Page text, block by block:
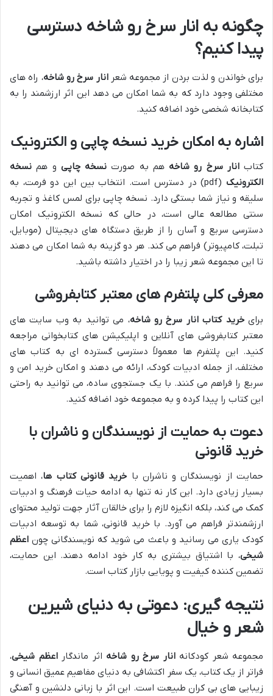
چگونه به انار سرخ رو شاخه دسترسی
پیدا کنیم؟
برای خواندن و لذت بردن از مجموعه شعرانار سرخ رو شاخه، راه های
مختلفی وجود دارد که به شما امکان می دهد این اثر ارزشمند را به
کتابخانه شخصی خود اضافه کنید.
اشاره به امکان خرید نسخه چاپی و الکترونیک
کتابانار سرخ رو شاخه هم به صورت نسخه چاپی و هم نسخه
الکترونیک
(pdf) در دسترس است. انتخاب بین این دو فرمت، به
سلیقه و نیاز شما بستگی دارد. نسخه چاپی برای لمس کاغذ و تجربه
سنتی مطالعه عالی است، در حالی که نسخه الکترونیک امکان
دسترسی سریع و آسان را از طریق دستگاه های دیجیتال (موبایل،
تبلت، کامپیوتر) فراهم می کند. هر دو گزینه به شما امکان می دهند
تا این مجموعه شعر زیبا را در اختیار داشته باشید.
معرفی کلی پلتفرم های معتبر کتابفروشی
برایخرید کتاب انار سرخ رو شاخه، می توانید به وب سایت های
معتبر کتابفروشی های آنلاین و اپلیکیشن های کتابخوانی مراجعه
کنید. این پلتفرم ها معمولاً دسترسی گسترده ای به کتاب های
مختلف، از جمله ادبیات کودک، ارائه می دهند و امکان خرید امن و
سریع را فراهم می کنند. با یک جستجوی ساده، می توانید به راحتی
این کتاب را پیدا کرده و به مجموعه خود اضافه کنید.
دعوت به حمایت از نویسندگان و ناشران با
خرید قانونی
حمایت از نویسندگان و ناشران با خرید قانونی کتاب ها، اهمیت
بسیار زیادی دارد. این کار نه تنها به ادامه حیات فرهنگ و ادبیات
کمک می کند، بلکه انگیزه لازم را برای خالقان آثار جهت تولید محتوای
ارزشمندتر فراهم می آورد. با خرید قانونی، شما به توسعه ادبیات
کودک یاری می رسانید و باعث می شوید که نویسندگانی چون اعظم
شیخی، با اشتیاق بیشتری به کار خود ادامه دهند. این حمایت،
تضمین کننده کیفیت و پویایی بازار کتاب است.
نتیجه گیری: دعوتی به دنیای شیرین
شعر و خیال
مجموعه شعر کودکانهانار سرخ رو شاخه اثر ماندگاراعظم شیخی،
فراتر از یک کتاب، یک سفر اکتشافی به دنیای مفاهیم عمیق انسانی و
زیبایی های بی کران طبیعت است. این اثر با زبانی دلنشین و آهنگی